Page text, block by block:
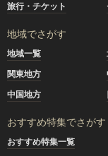
旅行・チケット
地域でさがす
地域一覧
関東地方
中国地方
おすすめ特集でさがす
おすすめ特集一覧